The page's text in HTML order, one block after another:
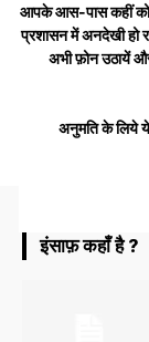
I comment.
Notify me of
Notify me of
इंसाफ़ कहाँ है ?
आपके आस-पास कहीं कोई
प्रशासन में अनदेखी हो
अभी फ़ोन उठायें
अनुमति के लिये